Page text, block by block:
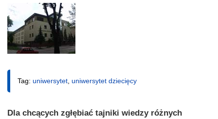
Tag: uniwersytet uniwersytet dziecięcy
Dla chcących zgłębiać tajniki wiedzy różnych